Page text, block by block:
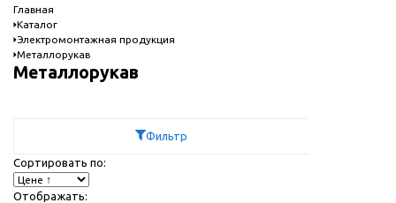
Главная
Каталог
Электромонтажная продукция
Металлорукав
Металлорукав
Фильтр
Сортировать по:
Отображать: